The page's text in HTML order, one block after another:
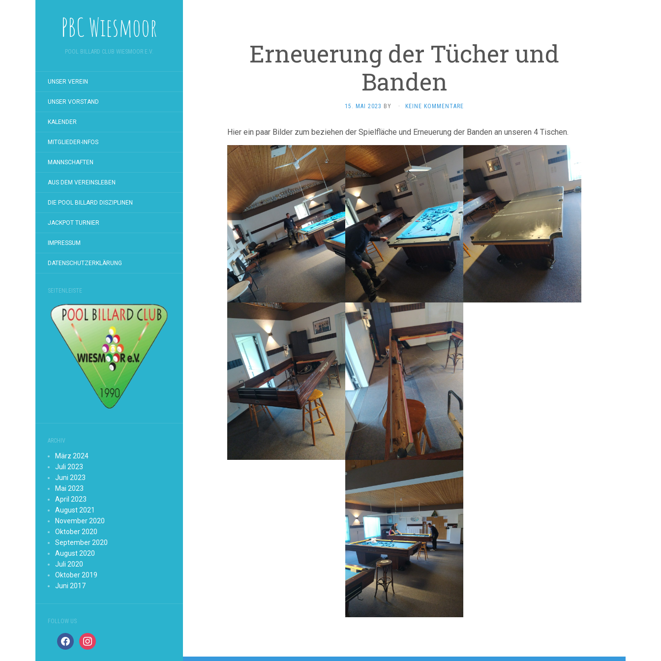
PBC Wiesmoor
POOL BILLARD CLUB WIESMOOR E.V.
UNSER VEREIN
UNSER VORSTAND
KALENDER
MITGLIEDER-INFOS
MANNSCHAFTEN
AUS DEM VEREINSLEBEN
DIE POOL BILLARD DISZIPLINEN
JACKPOT TURNIER
IMPRESSUM
DATENSCHUTZERKLÄRUNG
SEITENLEISTE
ARCHIV
März 2024
Juli 2023
Juni 2023
Mai 2023
April 2023
August 2021
November 2020
Oktober 2020
September 2020
August 2020
Juli 2020
Oktober 2019
Juni 2017
FOLLOW US
facebookinstagram
Erneuerung der Tücher und
Banden
15. MAI 2023 BY · KEINE KOMMENTARE
Hier ein paar Bilder zum beziehen der Spielfläche und Erneuerung der Banden an unseren 4 Tischen.